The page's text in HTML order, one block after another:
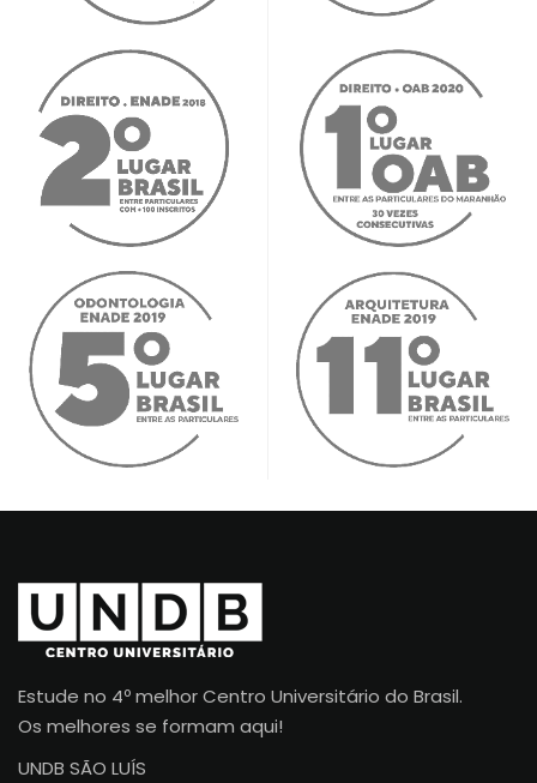
Estude no 4º melhor Centro Universitário do Brasil.
Os melhores se formam aqui!
UNDB SÃO LUÍS